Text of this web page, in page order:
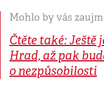
Mohlo by vás
Čtěte také:
Hrad, až pak
o nezpůsobilosti